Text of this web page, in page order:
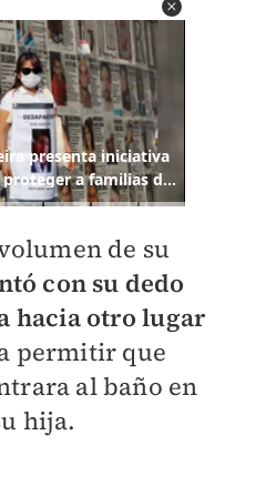
de su
con su dedo
hacia otro lugar
permitir que
al baño en
hija.